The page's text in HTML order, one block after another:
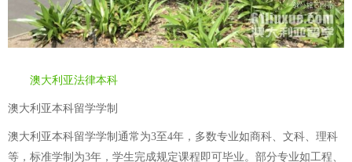
澳大利亚法律本科
澳大利亚本科留学学制
澳大利亚本科留学学制通常为3至4年，多数专业如商科、文科、理科
等，标准学制为3年，学生完成规定课程即可毕业。部分专业如工程、